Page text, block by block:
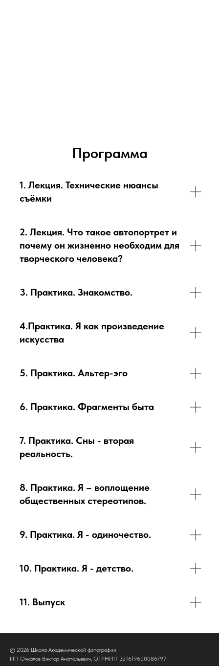
Программа
1. Лекция. Технические нюансы
съёмки
2. Лекция. Что такое автопортрет и
почему он жизненно необходим для
творческого человека?
3. Практика. Знакомство.
4.Практика. Я как произведение
искусства
5. Практика. Альтер-эго
6. Практика. Фрагменты быта
7. Практика. Сны - вторая
реальность.
8. Практика. Я – воплощение
общественных стереотипов.
9. Практика. Я - одиночество.
10. Практика. Я - детство.
11. Выпуск
© 2026 Школа Академической фотографии
ИП Очкалов Виктор Анатольевич, ОГРНИП 321619600086797